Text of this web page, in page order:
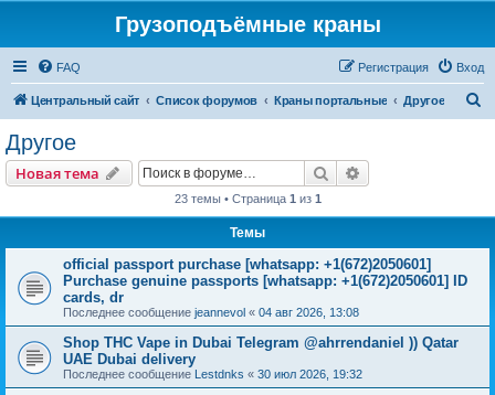
Грузоподъёмные краны
FAQ Вход
Регистрация
Центральный сайт Список форумов Краны портальные Другое
Другое
Новая тема Поиск
23 темы • Страница 1 из 1
Темы
official passport purchase [whatsapp: +1(672)2050601]
Purchase genuine passports [whatsapp: +1(672)2050601] ID
cards, dr
Последнее сообщение jeannevol « 04 авг 2026, 13:08
Shop THC Vape in Dubai Telegram @ahrrendaniel )) Qatar
UAE Dubai delivery
Последнее сообщение Lestdnks « 30 июл 2026, 19:32